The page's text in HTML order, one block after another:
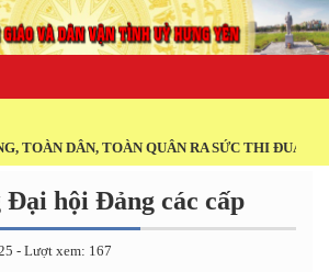
DÂN, TOÀN QUÂN RA SỨC THI ĐUA
Đại hội Đảng các cấp
- Lượt xem: 167